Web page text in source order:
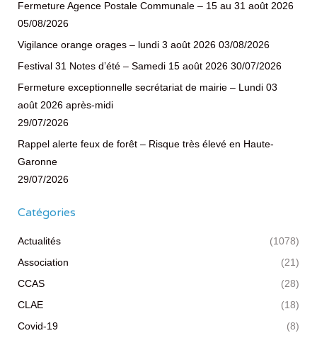
Fermeture Agence Postale Communale – 15 au 31 août 2026
05/08/2026
Vigilance orange orages – lundi 3 août 2026 03/08/2026
Festival 31 Notes d’été – Samedi 15 août 2026 30/07/2026
Fermeture exceptionnelle secrétariat de mairie – Lundi 03
août 2026 après-midi
29/07/2026
Rappel alerte feux de forêt – Risque très élevé en Haute-
Garonne
29/07/2026
Catégories
Actualités
(1078)
Association
(21)
CCAS
(28)
CLAE
(18)
Covid-19
(8)